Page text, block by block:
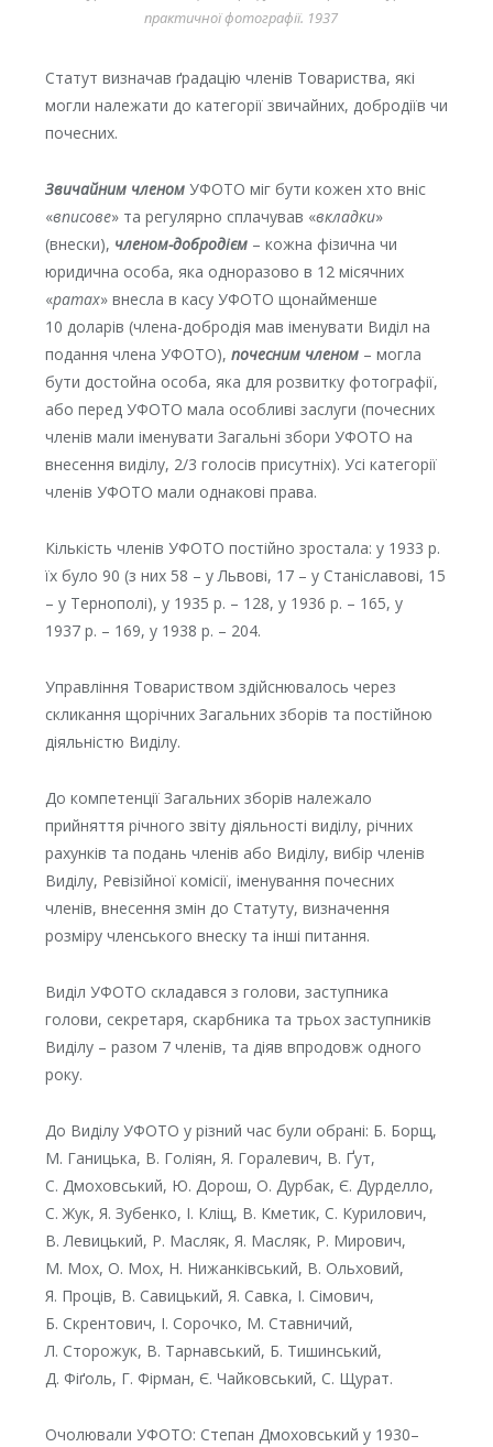
практичної фотографії. 1937
Статут визначав ґрадацію членів Товариства, які
могли належати до категорії звичайних, добродіїв чи
почесних.
Звичайним членомУФОТО міг бути кожен хто вніс
«вписове» та регулярно сплачував «вкладки»
(внески), членом-добродієм– кожна фізична чи
юридична особа, яка одноразово в 12 місячних
«ратах» внесла в касу УФОТО щонайменше
10 доларів (члена-добродія мав іменувати Виділ на
подання члена УФОТО), почесним членом– могла
бути достойна особа, яка для розвитку фотографії,
або перед УФОТО мала особливі заслуги (почесних
членів мали іменувати Загальні збори УФОТО на
внесення виділу, 2/3 голосів присутніх). Усі категорії
членів УФОТО мали однакові права.
Кількість членів УФОТО постійно зростала: у 1933 р.
їх було 90 (з них 58 – у Львові, 17 – у Станіславові, 15
– у Тернополі), у 1935 р. – 128, у 1936 р. – 165, у
1937 р. – 169, у 1938 р. – 204.
Управління Товариством здійснювалось через
скликання щорічних Загальних зборів та постійною
діяльністю Виділу.
До компетенції Загальних зборів належало
прийняття річного звіту діяльності виділу, річних
рахунків та подань членів або Виділу, вибір членів
Виділу, Ревізійної комісії, іменування почесних
членів, внесення змін до Статуту, визначення
розміру членського внеску та інші питання.
Виділ УФОТО складався з голови, заступника
голови, секретаря, скарбника та трьох заступників
Виділу – разом 7 членів, та діяв впродовж одного
року.
До Виділу УФОТО у різний час були обрані: Б. Борщ,
М. Ганицька, В. Голіян, Я. Горалевич, В. Ґут,
С. Дмоховський, Ю. Дорош, О. Дурбак, Є. Дурделло,
С. Жук, Я. Зубенко, І. Кліщ, В. Кметик, С. Курилович,
В. Левицький, Р. Масляк, Я. Масляк, Р. Мирович,
М. Мох, О. Мох, Н. Нижанківський, В. Ольховий,
Я. Проців, В. Савицький, Я. Савка, І. Сімович,
Б. Скрентович, І. Сорочко, М. Ставничий,
Л. Сторожук, В. Тарнавський, Б. Тишинський,
Д. Фіґоль, Г. Фірман, Є. Чайковський, С. Щурат.
Очолювали УФОТО: Степан Дмоховський у 1930–